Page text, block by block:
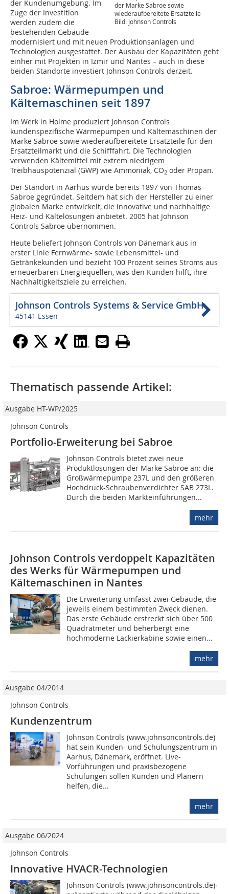
der Marke Sabroe sowie
wiederaufbereitete Ersatzteile
Bild: Johnson Controls
der Kundenumgebung. Im
Zuge der Investition
werden zudem die
bestehenden Gebäude
modernisiert und mit neuen Produktionsanlagen und
Technologien ausgestattet. Der Ausbau der Kapazitäten geht
einher mit Projekten in Izmir und Nantes – auch in diese
beiden Standorte investiert Johnson Controls derzeit.
Sabroe: Wärmepumpen und
Kältemaschinen seit 1897
Im Werk in Holme produziert Johnson Controls
kundenspezifische Wärmepumpen und Kältemaschinen der
Marke Sabroe sowie wiederaufbereitete Ersatzteile für den
Ersatzteilmarkt und die Schifffahrt. Die Technologien
verwenden Kältemittel mit extrem niedrigem
Treibhauspotenzial (GWP) wie Ammoniak, CO2 oder Propan.
Der Standort in Aarhus wurde bereits 1897 von Thomas
Sabroe gegründet. Seitdem hat sich der Hersteller zu einer
globalen Marke entwickelt, die innovative und nachhaltige
Heiz- und Kältelösungen anbietet. 2005 hat Johnson
Controls Sabroe übernommen.
Heute beliefert Johnson Controls von Dänemark aus in
erster Linie Fernwärme- sowie Lebensmittel- und
Getränkekunden und bezieht 100 Prozent seines Stroms aus
erneuerbaren Energiequellen, was den Kunden hilft, ihre
Nachhaltigkeitsziele zu erreichen.
Johnson Controls Systems & Service GmbH
45141 Essen
Thematisch passende Artikel:
Ausgabe HT-WP/2025
Johnson Controls
Portfolio-Erweiterung bei Sabroe
Johnson Controls bietet zwei neue
Produktlösungen der Marke Sabroe an: die
Großwärmepumpe 237L und den größeren
Hochdruck-Schraubenverdichter SAB 273L.
Durch die beiden Markteinführungen...
mehr
Johnson Controls verdoppelt Kapazitäten
des Werks für Wärmepumpen und
Kältemaschinen in Nantes
Die Erweiterung umfasst zwei Gebäude, die
jeweils einem bestimmten Zweck dienen.
Das erste Gebäude erstreckt sich über 500
Quadratmeter und beherbergt eine
hochmoderne Lackierkabine sowie einen...
mehr
Ausgabe 04/2014
Johnson Controls
Kundenzentrum
Johnson Controls (www.johnsoncontrols.de)
hat sein Kunden- und Schulungszentrum in
Aarhus, Dänemark, eröffnet. Live-
Vorführungen und praxisbezogene
Schulungen sollen Kunden und Planern
helfen, die...
mehr
Ausgabe 06/2024
Johnson Controls
Innovative HVACR-Technologien
Johnson Controls (www.johnsoncontrols.de)­